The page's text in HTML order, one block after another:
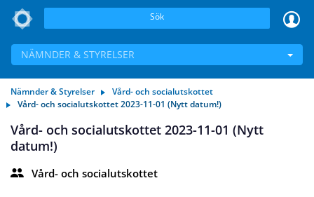
Sök
NÄMNDER & STYRELSER
Nämnder & Styrelser
Vård- och socialutskottet
Vård- och socialutskottet 2023-11-01 (Nytt datum!)
Vård- och socialutskottet 2023-11-01 (Nytt
datum!)
Vård- och socialutskottet